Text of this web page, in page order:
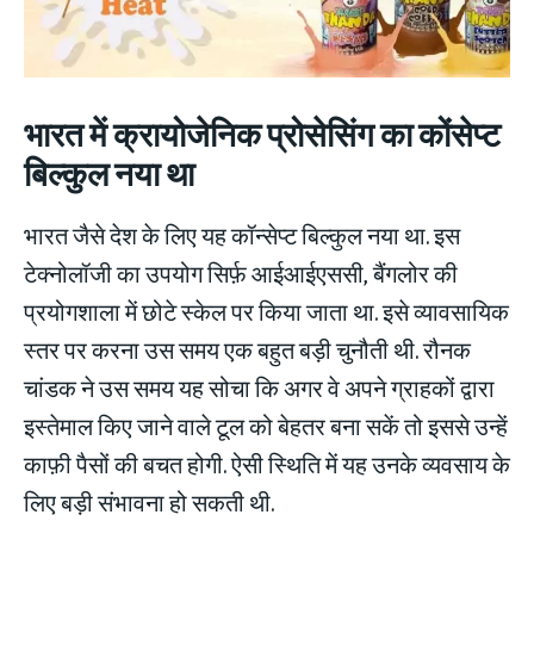
भारत में क्रायोजेनिक प्रोसेसिंग का कोंसेप्ट
बिल्कुल नया था
भारत जैसे देश के लिए यह कॉन्सेप्ट बिल्कुल नया था. इस
टेक्नोलॉजी का उपयोग सिर्फ़ आईआईएससी, बैंगलोर की
प्रयोगशाला में छोटे स्केल पर किया जाता था. इसे व्यावसायिक
स्तर पर करना उस समय एक बहुत बड़ी चुनौती थी. रौनक
चांडक ने उस समय यह सोचा कि अगर वे अपने ग्राहकों द्वारा
इस्तेमाल किए जाने वाले टूल को बेहतर बना सकें तो इससे उन्हें
काफ़ी पैसों की बचत होगी. ऐसी स्थिति में यह उनके व्यवसाय के
लिए बड़ी संभावना हो सकती थी.